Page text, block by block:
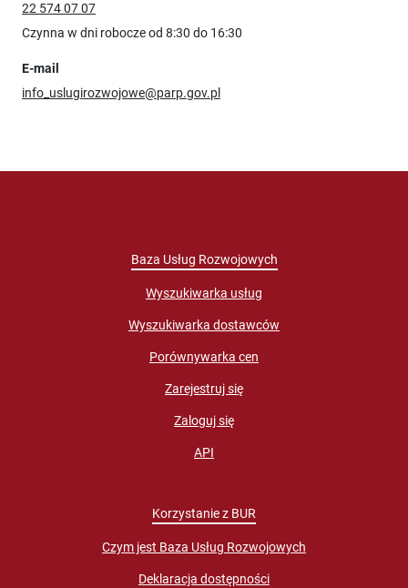
22 574 07 07
Czynna w dni robocze od 8:30 do 16:30
E-mail
info_uslugirozwojowe@parp.gov.pl
Baza Usług Rozwojowych
Wyszukiwarka usług
Wyszukiwarka dostawców
Porównywarka cen
Zarejestruj się
Zaloguj się
API
Korzystanie z BUR
Czym jest Baza Usług Rozwojowych
Deklaracja dostępności